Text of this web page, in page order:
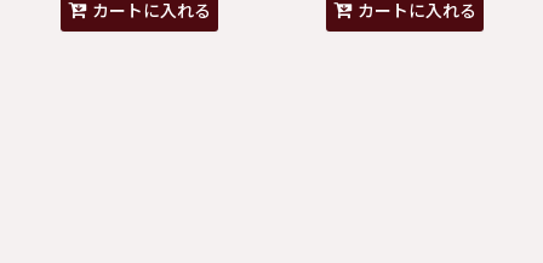
カートに入れる カートに入れる